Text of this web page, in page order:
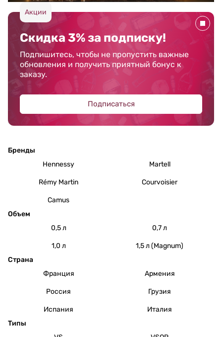
Акции
Скидка 3% за подписку!
Подпишитесь, чтобы не пропустить важные
обновления и получить приятный бонус к
заказу.
Подписаться
Бренды
Hennessy
Martell
Rémy Martin Courvoisier
Camus
Объем
0,5 л
0,7 л
1,0 л
1,5 л (Magnum)
Страна
Франция
Армения
Россия Грузия
Испания
Италия
Типы